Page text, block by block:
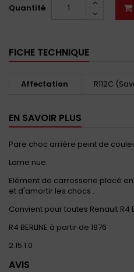
Quantité
FICHE TECHNIQUE
Affectation R112C
EN SAVOIR PLUS
Pare choc arrière peint de
Lame nue.
Elément de carrosserie placé
et d'amortir les chocs .
Convient pour toutes Renault R4
R4 BERLINE à partir de 1976
2.15.1.0
AVIS